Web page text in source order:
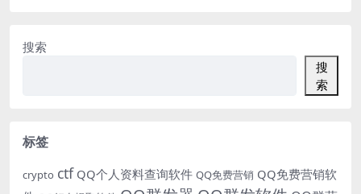
搜索
搜
索
标签
crypto ctf QQ个人资料查询软件 QQ免费营销 QQ免费营销软